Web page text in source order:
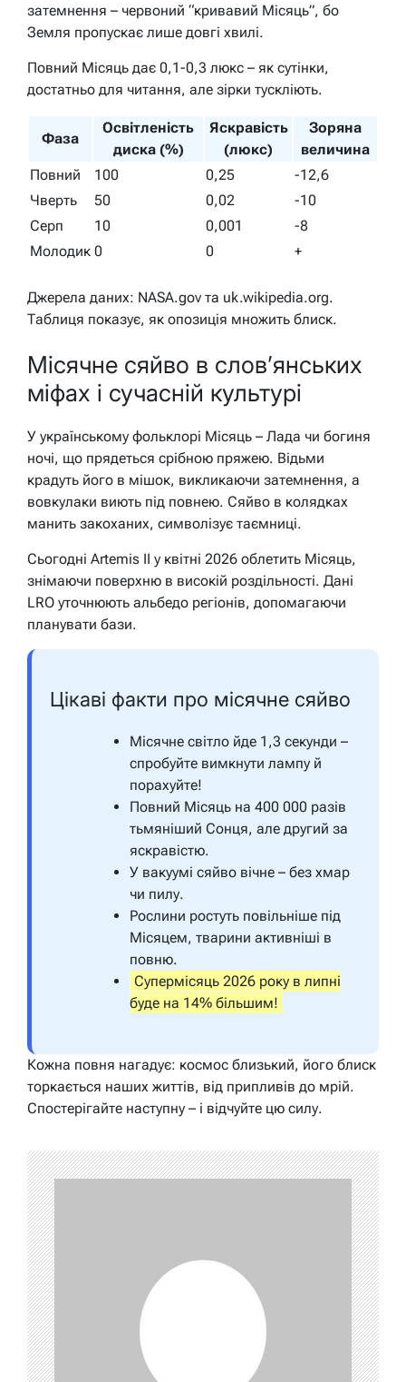
затемнення – червоний “кривавий Місяць”, бо
Земля пропускає лише довгі хвилі.
Повний Місяць дає 0,1-0,3 люкс – як сутінки,
достатньо для читання, але зірки тускліють.
Фаза
Освітленість
диска (%)
Яскравість
(люкс)
Зоряна
величина
Повний
100 0,25
-12,6
Чверть
50 0,02
-10
Серп
10 0,001
-8
Молодик 0 0 +
Джерела даних: NASA.gov та uk.wikipedia.org.
Таблиця показує, як опозиція множить блиск.
Місячне сяйво в слов’янських
міфах і сучасній культурі
У українському фольклорі Місяць – Лада чи богиня
ночі, що прядеться срібною пряжею. Відьми
крадуть його в мішок, викликаючи затемнення, а
вовкулаки виють під повнею. Сяйво в колядках
манить закоханих, символізує таємниці.
Сьогодні Artemis II у квітні 2026 облетить Місяць,
знімаючи поверхню в високій роздільності. Дані
LRO уточнюють альбедо регіонів, допомагаючи
планувати бази.
Цікаві факти про місячне сяйво
Місячне світло йде 1,3 секунди –
спробуйте вимкнути лампу й
порахуйте!
Повний Місяць на 400 000 разів
тьмяніший Сонця, але другий за
яскравістю.
У вакуумі сяйво вічне – без хмар
чи пилу.
Рослини ростуть повільніше під
Місяцем, тварини активніші в
повню.
Супермісяць 2026 року в липні
буде на 14% більшим!
Кожна повня нагадує: космос близький, його блиск
торкається наших життів, від припливів до мрій.
Спостерігайте наступну – і відчуйте цю силу.